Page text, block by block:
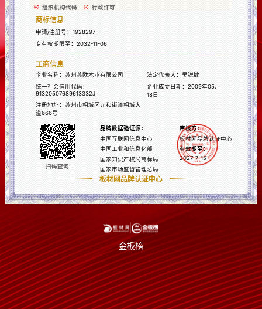
组织机构代码
行政许可
商标信息
申请/注册号：1928297
专有权期限至：2032-11-06
工商信息
企业名称：苏州苏欧木业有限公司
统一社会信用代码：
91320507689613332J
注册地址：苏州市相城区元和街道相城大
道666号
法定代表人：吴锐敏
企业成立日期：2009年05月
18日
扫码查询
品牌数据验证源：
中国互联网信息中心
中国工业和信息化部
国家知识产权局商标局
国家市场监督管理总局
审核方：
板材网品牌认证中心
有效期至：
2027-7-15
板材网品牌认证中心
金板榜